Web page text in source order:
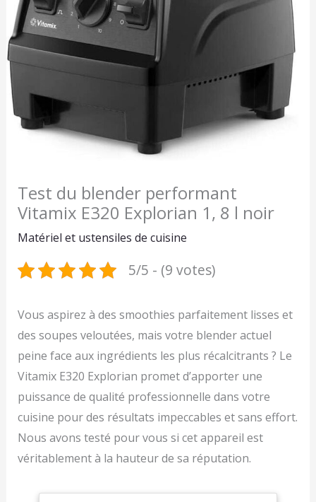
Test du blender performant
Vitamix E320 Explorian 1, 8 l noir
Matériel et ustensiles de cuisine
5/5 - (9 votes)
Vous aspirez à des smoothies parfaitement lisses et
des soupes veloutées, mais votre blender actuel
peine face aux ingrédients les plus récalcitrants ? Le
Vitamix E320 Explorian promet d’apporter une
puissance de qualité professionnelle dans votre
cuisine pour des résultats impeccables et sans effort.
Nous avons testé pour vous si cet appareil est
véritablement à la hauteur de sa réputation.